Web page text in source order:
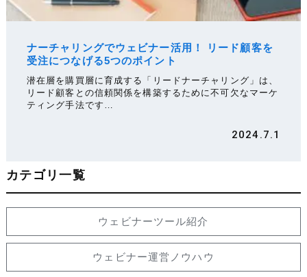
ナーチャリングでウェビナー活用！ リード顧客を
受注につなげる5つのポイント
潜在層を購買層に育成する「リードナーチャリング」は、
リード顧客との信頼関係を構築するために不可欠なマーケ
ティング手法です…
2024.7.1
カテゴリ一覧
ウェビナーツール紹介
ウェビナー運営ノウハウ